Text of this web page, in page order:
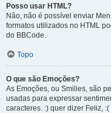
Posso usar HTML?
Não, não é possível enviar
formatos utilizados no HTML
do BBCode.
Topo
O que são Emoções?
As Emoções, ou Smilies, são
usadas para expressar
caracteres. :) quer dizer Feliz,